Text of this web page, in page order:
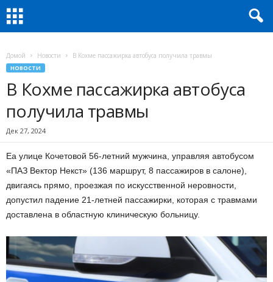
Домой Новости В Кохме пассажирка автобуса получила травмы
НОВОСТИ
В Кохме пассажирка автобуса
получила травмы
Дек 27, 2024
Еа улице Кочетовой 56-летний мужчина, управляя автобусом
«ПАЗ Вектор Некст» (136 маршрут, 8 пассажиров в салоне),
двигаясь прямо, проезжая по искусственной неровности,
допустил падение 21-летней пассажирки, которая с травмами
доставлена в областную клиническую больницу.